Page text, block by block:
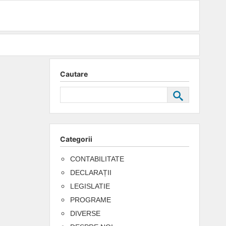
Cautare
Categorii
CONTABILITATE
DECLARAȚII
LEGISLATIE
PROGRAME
DIVERSE